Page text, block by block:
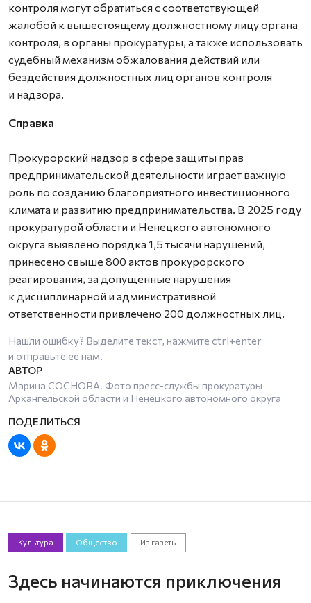
контроля могут обратиться с соответствующей
жалобой к вышестоящему должностному лицу органа
контроля, в органы прокуратуры, а также использовать
судебный механизм обжалования действий или
бездействия должностных лиц органов контроля
и надзора.
Справка
Прокурорский надзор в сфере защиты прав
предпринимательской деятельности играет важную
роль по созданию благоприятного инвестиционного
климата и развитию предпринимательства. В 2025 году
прокуратурой области и Ненецкого автономного
округа выявлено порядка 1,5 тысячи нарушений,
принесено свыше 800 актов прокурорского
реагирования, за допущенные нарушения
к дисциплинарной и административной
ответственности привлечено 200 должностных лиц.
Нашли ошибку? Выделите текст, нажмите ctrl+enter
и отправьте ее нам.
Марина СОСНОВА. Фото пресс-службы прокуратуры
Архангельской области и Ненецкого автономного округа
Культура Общество Из газеты
Здесь начинаются приключения